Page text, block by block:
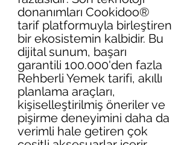
donanımları Cookidoo®
tarif platformuyla birleştiren
bir ekosistemin kalbidir. Bu
dijital sunum, başarı
garantili 100.000'den fazla
Rehberli Yemek tarifi, akıllı
planlama araçları,
kişiselleştirilmiş öneriler ve
pişirme deneyimini daha da
verimli hale getiren çok